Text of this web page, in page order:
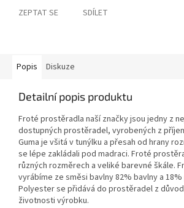
ZEPTAT SE SDÍLET
Popis Diskuze
Detailní popis produktu
Froté prostěradla naší značky jsou jedny z
dostupných prostěradel, vyrobených z
Guma je všitá v tunýlku a přesah od hrany
se lépe zakládali pod madraci. Froté
různých rozměrech a veliké barevné škále.
vyrábíme ze směsi bavlny 82% bavlny a
Polyester se přidává do prostěradel z
životnosti výrobku.